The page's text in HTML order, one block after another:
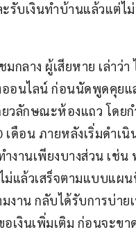
รับเงินทำบ้านแล้วแต่ไ
กลาง ผู้เสียหาย เล่าว่
ออนไลน์ ก่อนนัดพูดคุย
วลักษณะห้องแถว โดย
เดือน ภายหลังเริ่มดำเ
งานเพียงบางส่วน เช่น
ม่แล้วเสร็จตามแบบแผ
งาน กลับได้รับการบ่าย
อเงินเพิ่มเติม ก่อนจะขา